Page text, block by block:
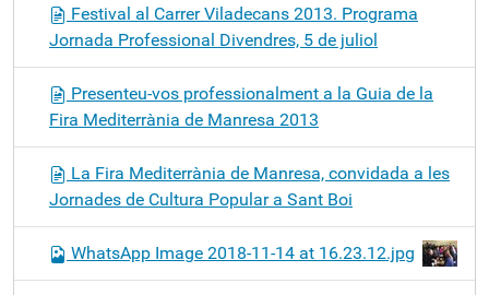
Festival al Carrer Viladecans 2013. Programa
Jornada Professional Divendres, 5 de juliol
Presenteu-vos professionalment a la Guia de la
Fira Mediterrània de Manresa 2013
La Fira Mediterrània de Manresa, convidada a les
Jornades de Cultura Popular a Sant Boi
WhatsApp Image 2018-11-14 at 16.23.12.jpg